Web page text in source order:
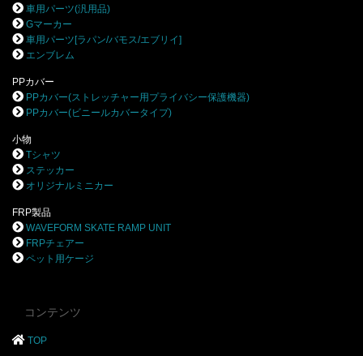
車用パーツ(汎用品)
Gマーカー
車用パーツ[ラパン/バモス/エブリイ]
エンブレム
PPカバー
PPカバー(ストレッチャー用プライバシー保護機器)
PPカバー(ビニールカバータイプ)
小物
Tシャツ
ステッカー
オリジナルミニカー
FRP製品
WAVEFORM SKATE RAMP UNIT
FRPチェアー
ペット用ケージ
コンテンツ
TOP